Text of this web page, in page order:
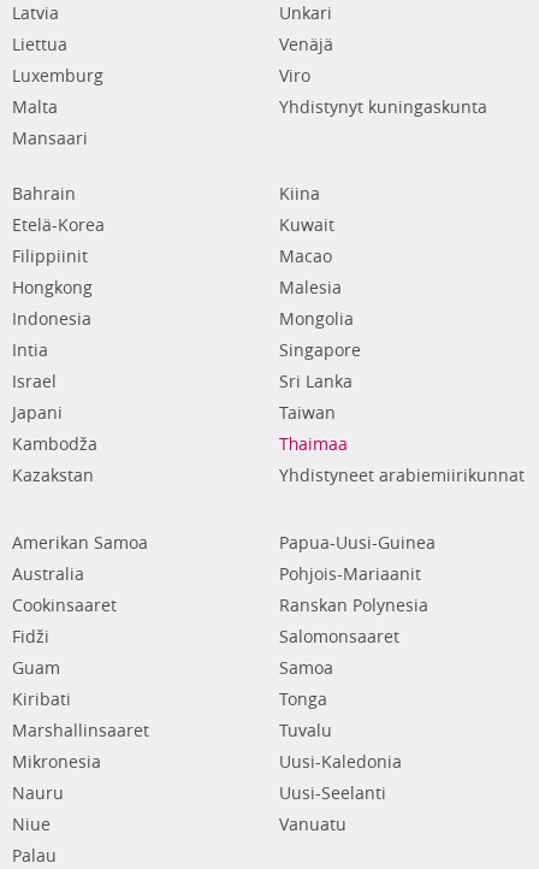
Latvia
Liettua
Luxemburg
Malta
Mansaari
Unkari
Venäjä
Viro
Yhdistynyt kuningaskunta
Bahrain
Etelä-Korea
Filippiinit
Hongkong
Indonesia
Intia
Israel
Japani
Kambodža
Kazakstan
Kiina
Kuwait
Macao
Malesia
Mongolia
Singapore
Sri Lanka
Taiwan
Thaimaa
Yhdistyneet arabiemiirikunnat
Amerikan Samoa
Australia
Cookinsaaret
Fidži
Guam
Kiribati
Marshallinsaaret
Mikronesia
Nauru
Niue
Palau
Papua-Uusi-Guinea
Pohjois-Mariaanit
Ranskan Polynesia
Salomonsaaret
Samoa
Tonga
Tuvalu
Uusi-Kaledonia
Uusi-Seelanti
Vanuatu